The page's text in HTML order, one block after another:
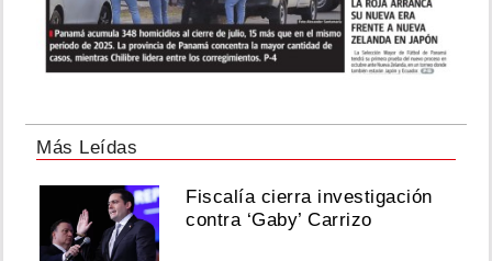
Más Leídas
Fiscalía cierra investigación
contra ‘Gaby’ Carrizo